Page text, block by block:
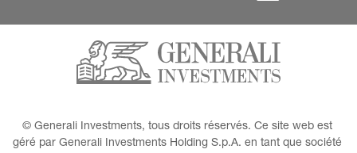
© Generali Investments, tous droits réservés. Ce site web est
géré par Generali Investments Holding S.p.A. en tant que société